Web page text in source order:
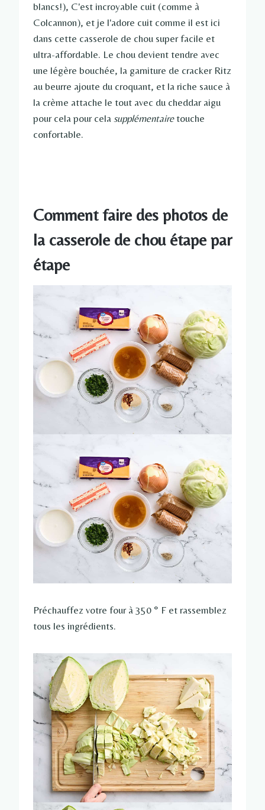
blancs!), C'est incroyable cuit (comme à
Colcannon), et je l'adore cuit comme il est ici
dans cette casserole de chou super facile et
ultra-affordable. Le chou devient tendre avec
une légère bouchée, la garniture de cracker Ritz
au beurre ajoute du croquant, et la riche sauce à
la crème attache le tout avec du cheddar aigu
pour cela pour cela supplémentairetouche
confortable.
Comment faire des photos de
la casserole de chou étape par
étape
Préchauffez votre four à 350 ° F et rassemblez
tous les ingrédients.